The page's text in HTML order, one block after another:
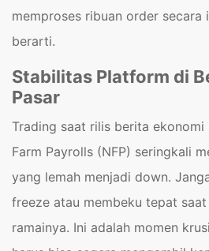
memproses ribuan order secara
berarti.
Stabilitas Platform di
Pasar
Trading saat rilis berita
Farm Payrolls (NFP) seringkali
yang lemah menjadi down.
freeze atau membeku tepat
ramainya. Ini adalah momen